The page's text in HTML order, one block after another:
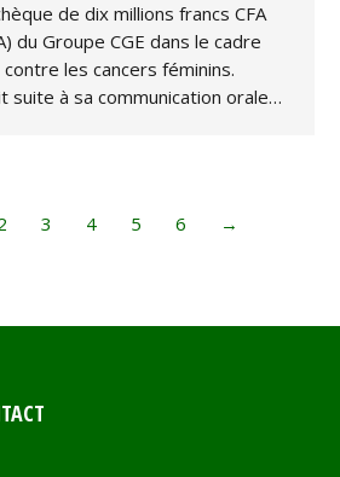
de dix millions francs CFA
du Groupe CGE dans le cadre
les cancers féminins.
suite à sa communication orale…
3 4 5 6 →